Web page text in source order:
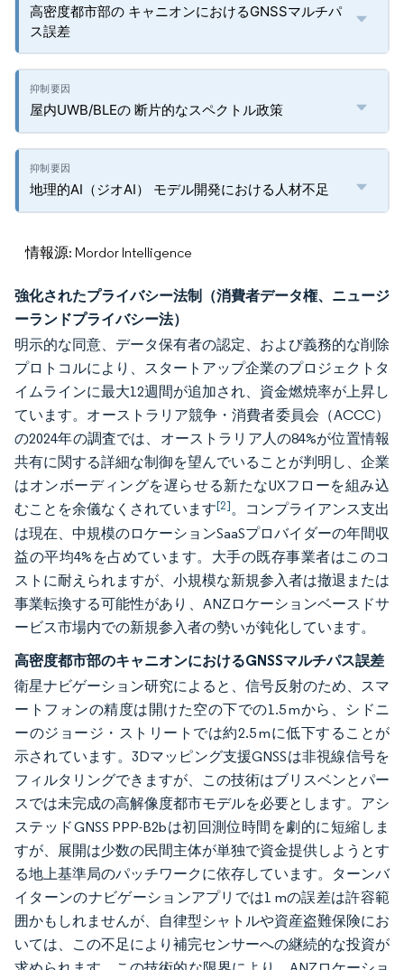
高密度都市部の キャニオンにおけるGNSSマルチパ
ス誤差
屋内UWB/BLEの 断片的なスペクトル政策
地理的AI（ジオAI） モデル開発における人材不足
情報源: Mordor Intelligence
強化されたプライバシー法制（消費者データ権、ニュージ
ーランドプライバシー法）
明示的な同意、データ保有者の認定、および義務的な削除
プロトコルにより、スタートアップ企業のプロジェクトタ
イムラインに最大12週間が追加され、資金燃焼率が上昇し
ています。オーストラリア競争・消費者委員会（ACCC）
の2024年の調査では、オーストラリア人の84%が位置情報
共有に関する詳細な制御を望んでいることが判明し、企業
はオンボーディングを遅らせる新たなUXフローを組み込
むことを余儀なくされています[2]。コンプライアンス支出
は現在、中規模のロケーションSaaSプロバイダーの年間収
益の平均4%を占めています。大手の既存事業者はこのコ
ストに耐えられますが、小規模な新規参入者は撤退または
事業転換する可能性があり、ANZロケーションベースドサ
ービス市場内での新規参入者の勢いが鈍化しています。
高密度都市部のキャニオンにおけるGNSSマルチパス誤差
衛星ナビゲーション研究によると、信号反射のため、スマ
ートフォンの精度は開けた空の下での1.5 mから、シドニ
ーのジョージ・ストリートでは約2.5 mに低下することが
示されています。3Dマッピング支援GNSSは非視線信号を
フィルタリングできますが、この技術はブリスベンとパー
スでは未完成の高解像度都市モデルを必要とします。アシ
ステッドGNSS PPP-B2bは初回測位時間を劇的に短縮しま
すが、展開は少数の民間主体が単独で資金提供しようとす
る地上基準局のパッチワークに依存しています。ターンバ
イターンのナビゲーションアプリでは1 mの誤差は許容範
囲かもしれませんが、自律型シャトルや資産盗難保険にお
いては、この不足により補完センサーへの継続的な投資が